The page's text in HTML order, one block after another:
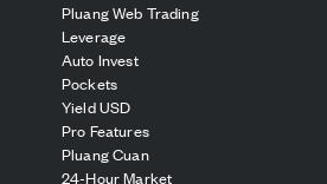
Pluang Web Trading
Leverage
Auto Invest
Pockets
Yield USD
Pro Features
Pluang Cuan
24-Hour Market